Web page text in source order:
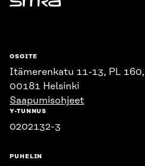
Sitra
OSOITE
Itämerenkatu 11-13, PL 160,
00181 Helsinki
Saapumisohjeet
Y-TUNNUS
0202132-3
PUHELIN